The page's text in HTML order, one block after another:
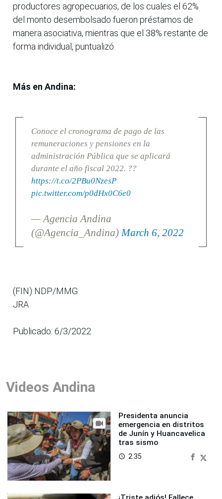
productores agropecuarios, de los cuales el 62%
del monto desembolsado fueron préstamos de
manera asociativa, mientras que el 38% restante de
forma individual, puntualizó.
Más en Andina:
Conoce el cronograma de pago de las
remuneraciones y pensiones en la
administración Pública que se aplicará
durante el año fiscal 2022. ??
https://t.co/2PBu0NzesP
pic.twitter.com/p0dHx0C6e0
— Agencia Andina
(@Agencia_Andina) March 6, 2022
(FIN) NDP/MMG
JRA
Publicado: 6/3/2022
Videos Andina
Presidenta anuncia
emergencia en distritos
de Junín y Huancavelica
tras sismo
access_time 2:35